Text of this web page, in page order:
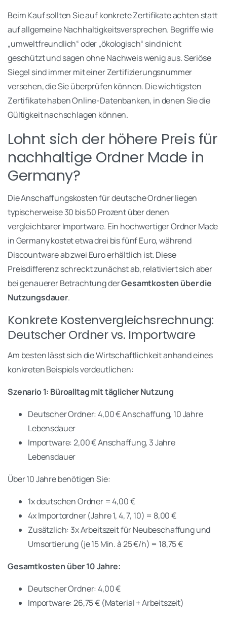
Beim Kauf sollten Sie auf konkrete Zertifikate achten statt
auf allgemeine Nachhaltigkeitsversprechen. Begriffe wie
„umweltfreundlich“ oder „ökologisch“ sind nicht
geschützt und sagen ohne Nachweis wenig aus. Seriöse
Siegel sind immer mit einer Zertifizierungsnummer
versehen, die Sie überprüfen können. Die wichtigsten
Zertifikate haben Online-Datenbanken, in denen Sie die
Gültigkeit nachschlagen können.
Lohnt sich der höhere Preis für
nachhaltige Ordner Made in
Germany?
Die Anschaffungskosten für deutsche Ordner liegen
typischerweise 30 bis 50 Prozent über denen
vergleichbarer Importware. Ein hochwertiger Ordner Made
in Germany kostet etwa drei bis fünf Euro, während
Discountware ab zwei Euro erhältlich ist. Diese
Preisdifferenz schreckt zunächst ab, relativiert sich aber
bei genauerer Betrachtung derGesamtkosten über die
Nutzungsdauer.
Konkrete Kostenvergleichsrechnung:
Deutscher Ordner vs. Importware
Am besten lässt sich die Wirtschaftlichkeit anhand eines
konkreten Beispiels verdeutlichen:
Szenario 1: Büroalltag mit täglicher Nutzung
Deutscher Ordner: 4,00 € Anschaffung, 10 Jahre
Lebensdauer
Importware: 2,00 € Anschaffung, 3 Jahre
Lebensdauer
Über 10 Jahre benötigen Sie:
1x deutschen Ordner = 4,00 €
4x Importordner (Jahre 1, 4, 7, 10) = 8,00 €
Zusätzlich: 3x Arbeitszeit für Neubeschaffung und
Umsortierung (je 15 Min. à 25 €/h) = 18,75 €
Gesamtkosten über 10 Jahre:
Deutscher Ordner: 4,00 €
Importware: 26,75 € (Material + Arbeitszeit)